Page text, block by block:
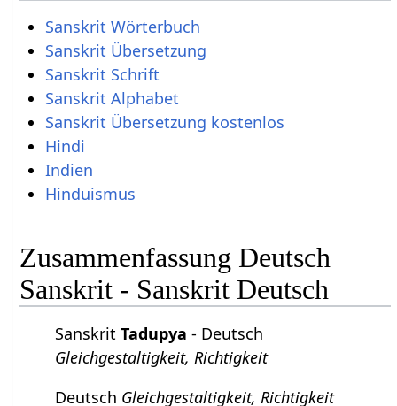
Sanskrit Wörterbuch
Sanskrit Übersetzung
Sanskrit Schrift
Sanskrit Alphabet
Sanskrit Übersetzung kostenlos
Hindi
Indien
Hinduismus
Zusammenfassung Deutsch
Sanskrit - Sanskrit Deutsch
SanskritTadupya - Deutsch
Gleichgestaltigkeit, Richtigkeit
Deutsch Gleichgestaltigkeit, Richtigkeit